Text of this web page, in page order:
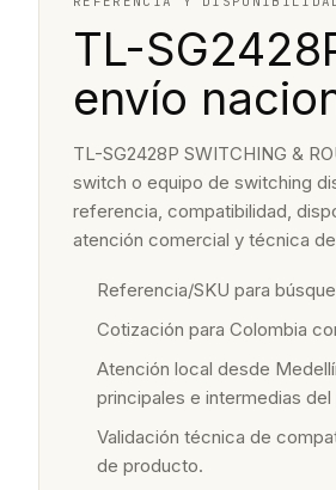
TL-
envío
TL-SG2428P SWITCHING &
switch o equipo de switching
referencia, compatibilidad,
atención comercial y técnica
Referencia/SKU para
Cotización para Colombia
Atención local desde
principales e intermedias del
Validación técnica de
de producto.